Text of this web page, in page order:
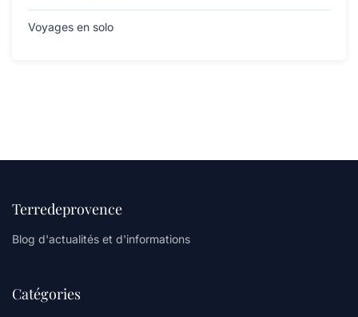
Voyages en solo
Terredeprovence
Blog d'actualités et d'informations
Catégories